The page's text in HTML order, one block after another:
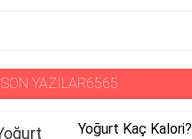
SON YAZILAR6565
Yoğurt Kaç Kalori?